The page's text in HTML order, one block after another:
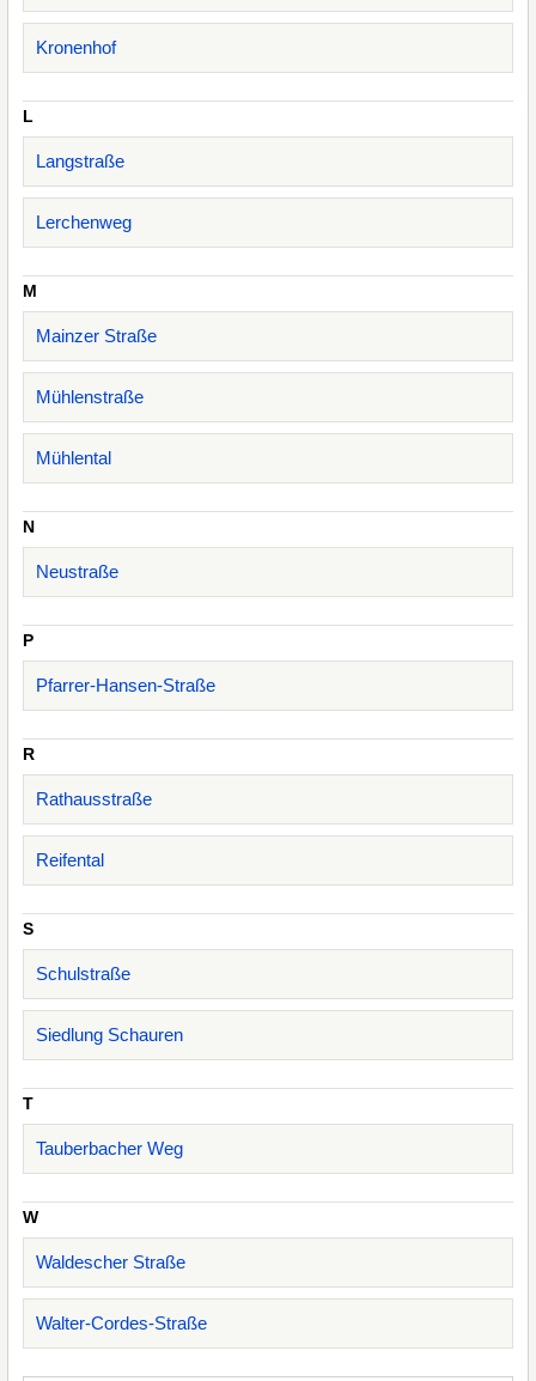
Kronenhof
L
Langstraße
Lerchenweg
M
Mainzer Straße
Mühlenstraße
Mühlental
N
Neustraße
P
Pfarrer-Hansen-Straße
R
Rathausstraße
Reifental
S
Schulstraße
Siedlung Schauren
T
Tauberbacher Weg
W
Waldescher Straße
Walter-Cordes-Straße